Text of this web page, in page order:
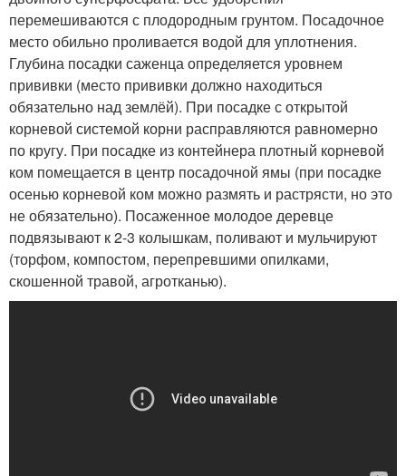
перемешиваются с плодородным грунтом. Посадочное
место обильно проливается водой для уплотнения.
Глубина посадки саженца определяется уровнем
прививки (место прививки должно находиться
обязательно над землёй). При посадке с открытой
корневой системой корни расправляются равномерно
по кругу. При посадке из контейнера плотный корневой
ком помещается в центр посадочной ямы (при посадке
осенью корневой ком можно размять и растрясти, но это
не обязательно). Посаженное молодое деревце
подвязывают к 2-3 колышкам, поливают и мульчируют
(торфом, компостом, перепревшими опилками,
скошенной травой, агротканью).